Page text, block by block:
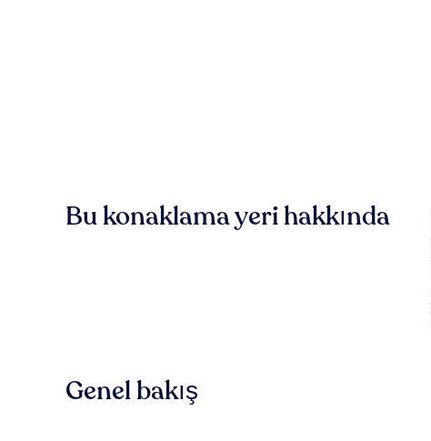
Bu konaklama yeri hakkında
Genel bakış